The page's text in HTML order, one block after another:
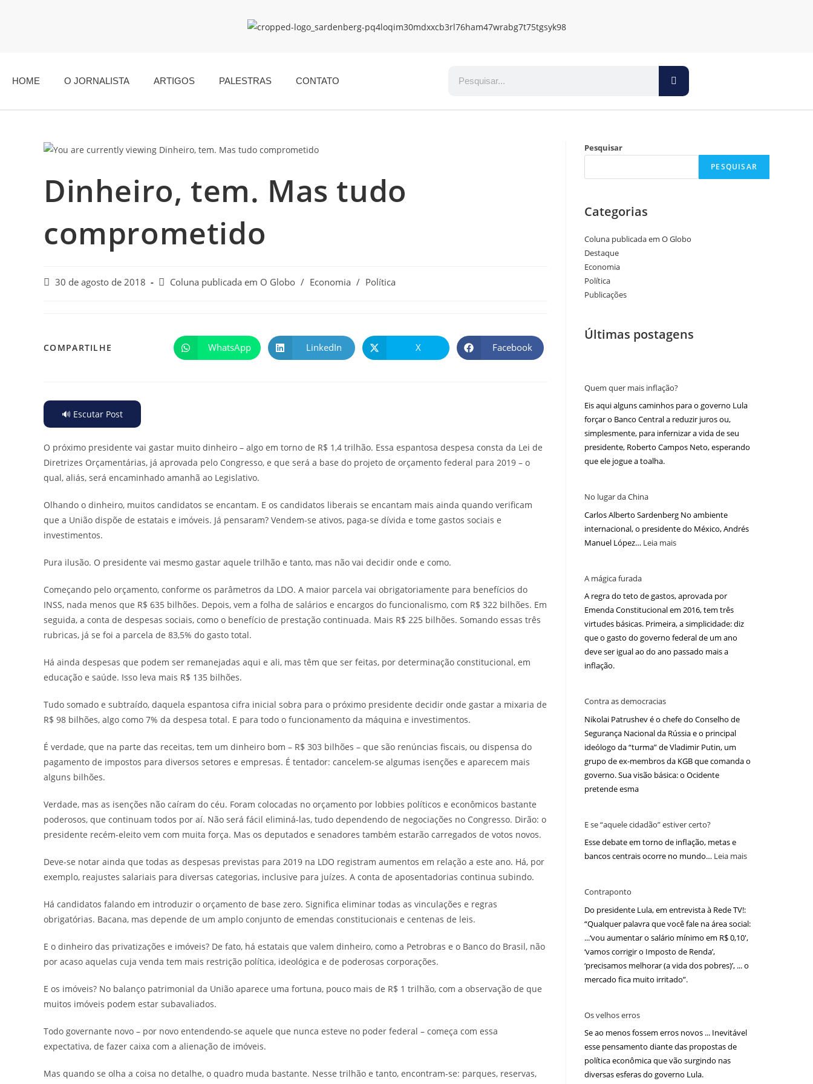
HOME O JORNALISTA ARTIGOS PALESTRAS CONTATO
Dinheiro, tem. Mas tudo
comprometido
30 de agosto de 2018 Coluna publicada em O Globo / Economia / Política
COMPARTILHE WhatsApp LinkedIn X Facebook
🔊 Escutar Post
O próximo presidente vai gastar muito dinheiro – algo em torno de R$ 1,4 trilhão. Essa espantosa despesa consta da Lei de
Diretrizes Orçamentárias, já aprovada pelo Congresso, e que será a base do projeto de orçamento federal para 2019 – o
qual, aliás, será encaminhado amanhã ao Legislativo.
Olhando o dinheiro, muitos candidatos se encantam. E os candidatos liberais se encantam mais ainda quando verificam
que a União dispõe de estatais e imóveis. Já pensaram? Vendem-se ativos, paga-se dívida e tome gastos sociais e
investimentos.
Pura ilusão. O presidente vai mesmo gastar aquele trilhão e tanto, mas não vai decidir onde e como.
Começando pelo orçamento, conforme os parâmetros da LDO. A maior parcela vai obrigatoriamente para benefícios do
INSS, nada menos que R$ 635 bilhões. Depois, vem a folha de salários e encargos do funcionalismo, com R$ 322 bilhões. Em
seguida, a conta de despesas sociais, como o benefício de prestação continuada. Mais R$ 225 bilhões. Somando essas três
rubricas, já se foi a parcela de 83,5% do gasto total.
Há ainda despesas que podem ser remanejadas aqui e ali, mas têm que ser feitas, por determinação constitucional, em
educação e saúde. Isso leva mais R$ 135 bilhões.
Tudo somado e subtraído, daquela espantosa cifra inicial sobra para o próximo presidente decidir onde gastar a mixaria de
R$ 98 bilhões, algo como 7% da despesa total. E para todo o funcionamento da máquina e investimentos.
É verdade, que na parte das receitas, tem um dinheiro bom – R$ 303 bilhões – que são renúncias fiscais, ou dispensa do
pagamento de impostos para diversos setores e empresas. É tentador: cancelem-se algumas isenções e aparecem mais
alguns bilhões.
Verdade, mas as isenções não caíram do céu. Foram colocadas no orçamento por lobbies políticos e econômicos bastante
poderosos, que continuam todos por aí. Não será fácil eliminá-las, tudo dependendo de negociações no Congresso. Dirão: o
presidente recém-eleito vem com muita força. Mas os deputados e senadores também estarão carregados de votos novos.
Deve-se notar ainda que todas as despesas previstas para 2019 na LDO registram aumentos em relação a este ano. Há, por
exemplo, reajustes salariais para diversas categorias, inclusive para juízes. A conta de aposentadorias continua subindo.
Há candidatos falando em introduzir o orçamento de base zero. Significa eliminar todas as vinculações e regras
obrigatórias. Bacana, mas depende de um amplo conjunto de emendas constitucionais e centenas de leis.
E o dinheiro das privatizações e imóveis? De fato, há estatais que valem dinheiro, como a Petrobras e o Banco do Brasil, não
por acaso aquelas cuja venda tem mais restrição política, ideológica e de poderosas corporações.
E os imóveis? No balanço patrimonial da União aparece uma fortuna, pouco mais de R$ 1 trilhão, com a observação de que
muitos imóveis podem estar subavaliados.
Todo governante novo – por novo entendendo-se aquele que nunca esteve no poder federal – começa com essa
expectativa, de fazer caixa com a alienação de imóveis.
Mas quando se olha a coisa no detalhe, o quadro muda bastante. Nesse trilhão e tanto, encontram-se: parques, reservas,
Pesquisar
PESQUISAR
Categorias
Coluna publicada em O Globo
Destaque
Economia
Política
Publicações
Últimas postagens
Quem quer mais inflação?
Eis aqui alguns caminhos para o governo Lula
forçar o Banco Central a reduzir juros ou,
simplesmente, para infernizar a vida de seu
presidente, Roberto Campos Neto, esperando
que ele jogue a toalha.
No lugar da China
Carlos Alberto Sardenberg No ambiente
internacional, o presidente do México, Andrés
Manuel López… Leia mais
A mágica furada
A regra do teto de gastos, aprovada por
Emenda Constitucional em 2016, tem três
virtudes básicas. Primeira, a simplicidade: diz
que o gasto do governo federal de um ano
deve ser igual ao do ano passado mais a
inflação.
Contra as democracias
Nikolai Patrushev é o chefe do Conselho de
Segurança Nacional da Rússia e o principal
ideólogo da “turma” de Vladimir Putin, um
grupo de ex-membros da KGB que comanda o
governo. Sua visão básica: o Ocidente
pretende esma
E se “aquele cidadão” estiver certo?
Esse debate em torno de inflação, metas e
bancos centrais ocorre no mundo… Leia mais
Contraponto
Do presidente Lula, em entrevista à Rede TV!:
“Qualquer palavra que você fale na área social:
...‘vou aumentar o salário mínimo em R$ 0,10′,
‘vamos corrigir o Imposto de Renda’,
‘precisamos melhorar (a vida dos pobres)’, ... o
mercado fica muito irritado”.
Os velhos erros
Se ao menos fossem erros novos ... Inevitável
esse pensamento diante das propostas de
política econômica que vão surgindo nas
diversas esferas do governo Lula.